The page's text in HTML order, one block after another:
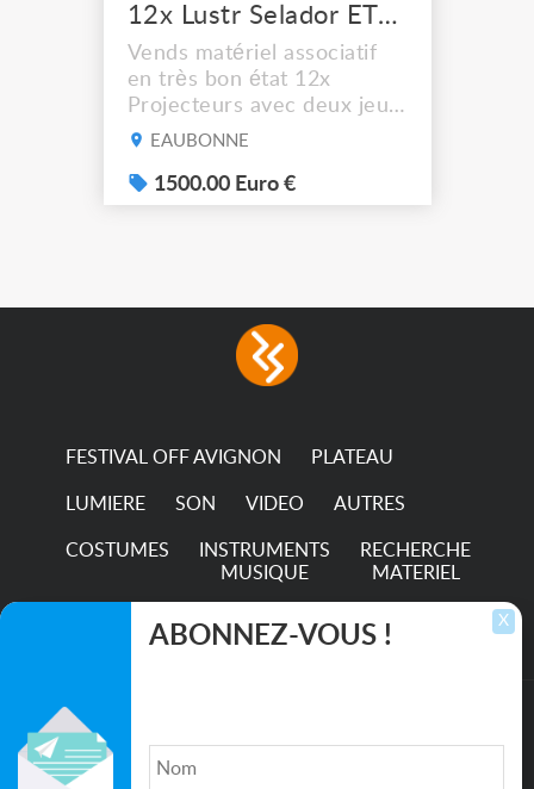
12x Lustr Selador ETC Led 7x colors filtres
Vends matériel associatif
en très bon état 12x
Projecteurs avec deux jeux
de filtre filtre Lustr Selador
system – seven colour
LEDs providing the
consumption The
permanence of a 50,000-
EAUBONNE
1500.00 Euro €
FESTIVAL OFF AVIGNON PLATEAU
LUMIERE SON VIDEO AUTRES
COSTUMES
INSTRUMENTS
MUSIQUE
RECHERCHE
MATERIEL
TRANSPORTS X
ABONNEZ-VOUS !